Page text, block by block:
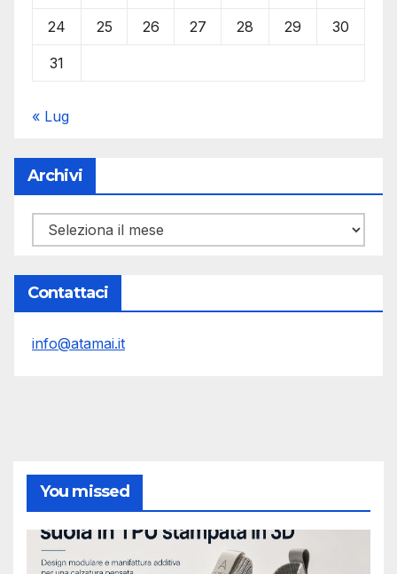
24 25 26 27 28 29 30
31
« Lug
Archivi
Archivi
Contattaci
info@atamai.it
You missed